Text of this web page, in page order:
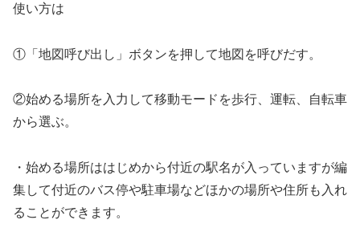
使い方は
①「地図呼び出し」ボタンを押して地図を呼びだす。
②始める場所を入力して移動モードを歩行、運転、自転車
から選ぶ。
・始める場所ははじめから付近の駅名が入っていますが編
集して付近のバス停や駐車場などほかの場所や住所も入れ
ることができます。